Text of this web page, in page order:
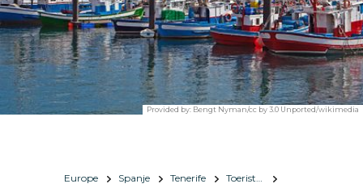
Provided by: Bengt Nyman/cc by 3.0 Unported/wikimedia
Europe Spanje Tenerife
Toeristische informatie